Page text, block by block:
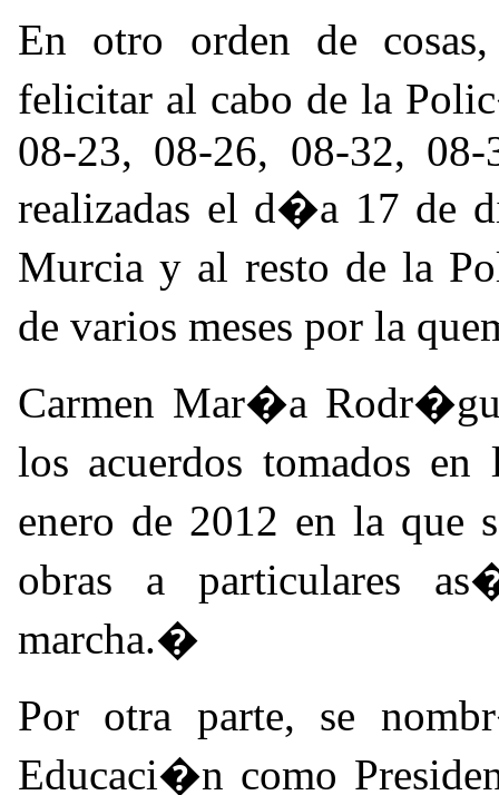
En otro orden de
felicitar al cabo de la
08-23, 08-26, 08-32,
realizadas el d�a 17 de
Murcia y al resto de la
de varios meses por la
Carmen Mar�a
los acuerdos tomados
enero de 2012 en la que
obras a particulares
marcha.�
Por otra parte, se
Educaci�n como